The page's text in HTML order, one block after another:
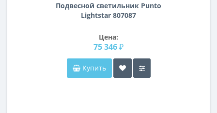
Подвесной светильник Punto
Lightstar 807087
Цена:
75 346 ₽
Купить